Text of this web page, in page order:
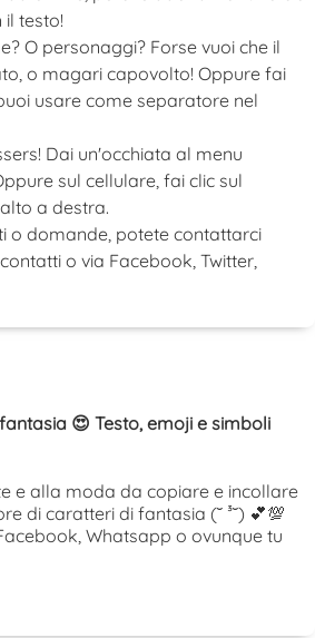
il testo!
O personaggi? Forse vuoi che il
o magari capovolto! Oppure fai
usare come separatore nel
Dai un'occhiata al menu
sul cellulare, fai clic sul
a destra.
o domande, potete contattarci
o via Facebook, Twitter,
😍 Testo, emoji e simboli
e alla moda da copiare e incollare
di caratteri di fantasia (˘ ³˘) 💕💯
Whatsapp o ovunque tu